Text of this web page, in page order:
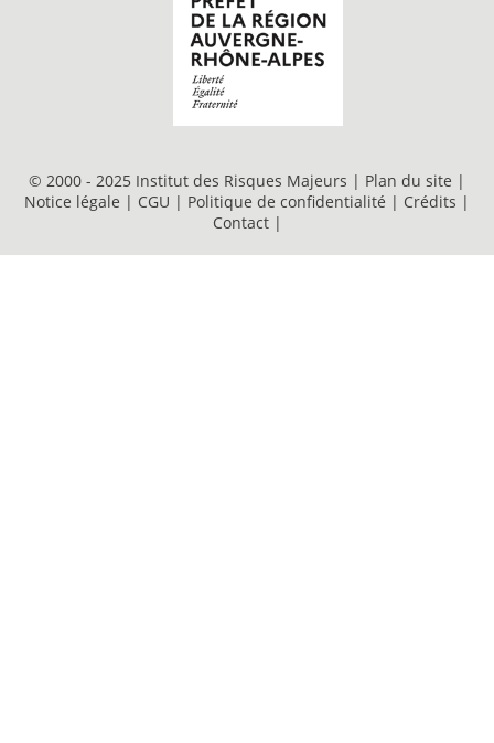
© 2000 - 2025 Institut des Risques Majeurs | Plan du site |
Notice légale | CGU | Politique de confidentialité | Crédits |
Contact |